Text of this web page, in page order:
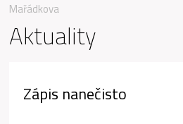
Mařádkova
Aktuality
Zápis nanečisto